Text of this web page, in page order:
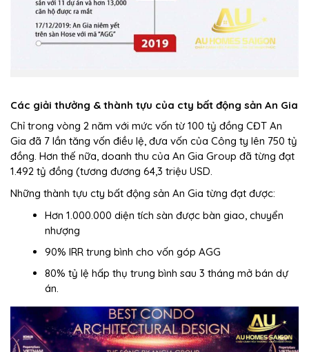
Các giải thưởng & thành tựu của cty bất động sản An Gia
Chỉ trong vòng 2 năm với mức vốn từ 100 tỷ đồng CĐT An
Gia đã 7 lần tăng vốn điều lệ, đưa vốn của Công ty lên 750 tỷ
đồng. Hơn thế nữa, doanh thu của An Gia Group đã từng đạt
1.492 tỷ đồng (tương đương 64,3 triệu USD.
Những thành tựu cty bất động sản An Gia từng đạt được:
Hơn 1.000.000 diện tích sàn được bàn giao, chuyển
nhượng
90% IRR trung bình cho vốn góp AGG
80% tỷ lệ hấp thụ trung bình sau 3 tháng mở bán dự
án.